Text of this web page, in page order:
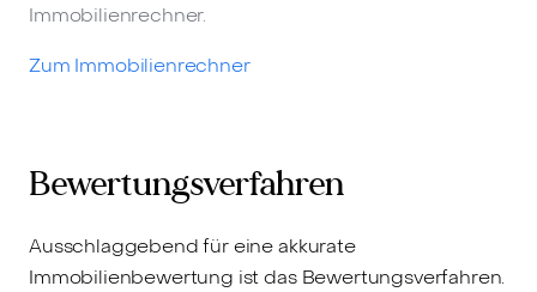
Immobilienrechner.
Zum Immobilienrechner
Bewertungsverfahren
Ausschlaggebend für eine akkurate
Immobilienbewertung ist das Bewertungsverfahren.